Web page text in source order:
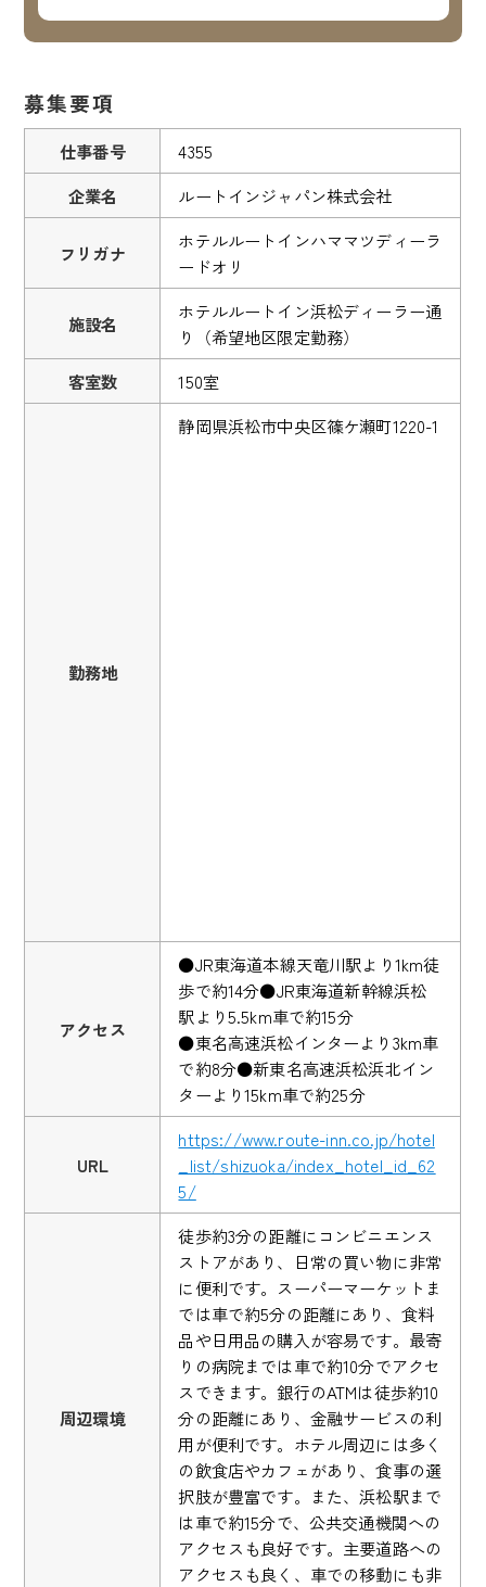
募集要項
仕事番号
4355
企業名
ルートインジャパン株式会社
フリガナ
ホテルルートインハママツディーラ
ードオリ
施設名
ホテルルートイン浜松ディーラー通
り（希望地区限定勤務）
客室数
150室
勤務地
静岡県浜松市中央区篠ケ瀬町1220-1
アクセス
●JR東海道本線天竜川駅より1km徒
歩で約14分●JR東海道新幹線浜松
駅より5.5km車で約15分
●東名高速浜松インターより3km車
で約8分●新東名高速浜松浜北イン
ターより15km車で約25分
URL
https://www.route-inn.co.jp/hotel
_list/shizuoka/index_hotel_id_62
5/
周辺環境
徒歩約3分の距離にコンビニエンス
ストアがあり、日常の買い物に非常
に便利です。スーパーマーケットま
では車で約5分の距離にあり、食料
品や日用品の購入が容易です。最寄
りの病院までは車で約10分でアクセ
スできます。銀行のATMは徒歩約10
分の距離にあり、金融サービスの利
用が便利です。ホテル周辺には多く
の飲食店やカフェがあり、食事の選
択肢が豊富です。また、浜松駅まで
は車で約15分で、公共交通機関への
アクセスも良好です。主要道路への
アクセスも良く、車での移動にも非